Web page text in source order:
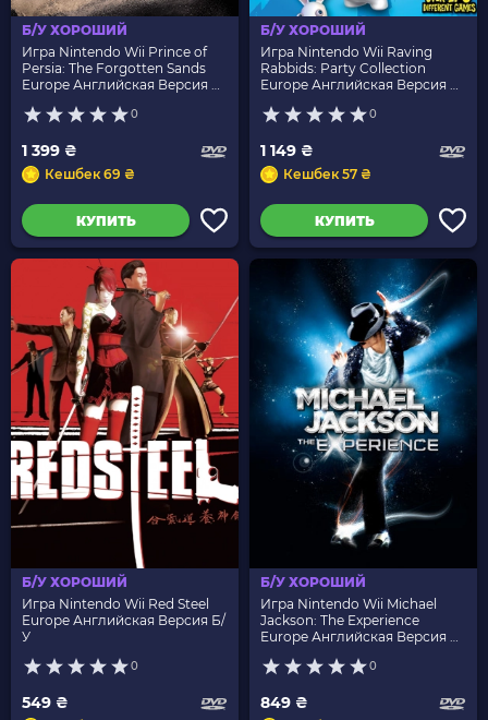
Б/У ХОРОШИЙ
Игра Nintendo Wii Prince of
Persia: The Forgotten Sands
Europe Английская Версия Б/
0
1 399 ₴
Кешбек 69 ₴
КУПИТЬ
Б/У ХОРОШИЙ
Игра Nintendo Wii Raving
Rabbids: Party Collection
Europe Английская Версия Б/
0
1 149 ₴
Кешбек 57 ₴
КУПИТЬ
Б/У ХОРОШИЙ
Игра Nintendo Wii Red Steel
Europe Английская Версия Б/
У
0
549 ₴
Б/У ХОРОШИЙ
Игра Nintendo Wii Michael
Jackson: The Experience
Europe Английская Версия Б/
0
849 ₴